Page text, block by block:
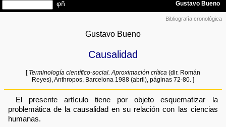
Bibliografía cronológica
Gustavo Bueno
Causalidad
[ Terminología científico-social. Aproximación crítica (dir. Román
Reyes), Anthropos, Barcelona 1988 (abril), páginas 72-80. ]
El presente artículo tiene por objeto esquematizar la
problemática de la causalidad en su relación con las ciencias
humanas.